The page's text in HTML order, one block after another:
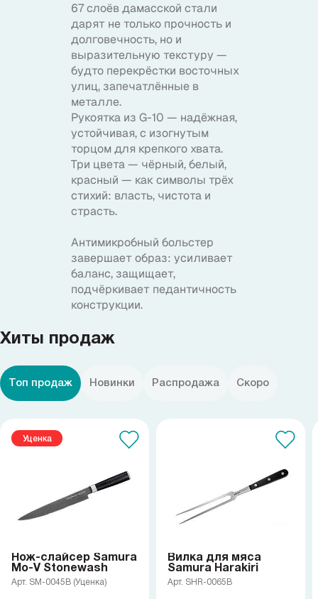
67 слоёв дамасской стали
дарят не только прочность и
долговечность, но и
выразительную текстуру —
будто перекрёстки восточных
улиц, запечатлённые в
металле.
Рукоятка из G-10 — надёжная,
устойчивая, с изогнутым
торцом для крепкого хвата.
Три цвета — чёрный, белый,
красный — как символы трёх
стихий: власть, чистота и
страсть.
Антимикробный больстер
завершает образ: усиливает
баланс, защищает,
подчёркивает педантичность
конструкции.
Хиты продаж
Топ продаж Новинки Распродажа Скоро
Уценка
Нож-слайсер Samura
Mo-V Stonewash
Арт. SM-0045B (Уценка)
Вилка для мяса
Samura Harakiri
Арт. SHR-0065B